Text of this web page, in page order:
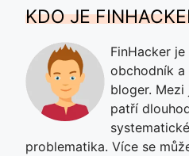
KDO JE
FinHacker
obchodník a
bloger.
patří
problematika. Více se